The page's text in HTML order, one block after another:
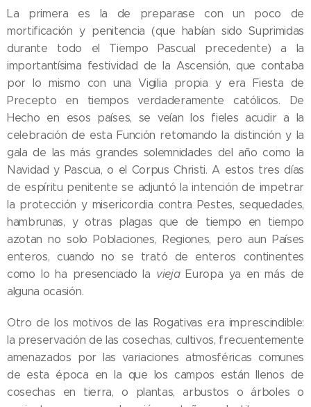
La primera es la de preparase con un poco de
mortificación y penitencia (que habían sido Suprimidas
durante todo el Tiempo Pascual precedente) a la
importantísima festividad de la Ascensión, que contaba
por lo mismo con una Vigilia propia y era Fiesta de
Precepto en tiempos verdaderamente católicos. De
Hecho en esos países, se veían los fieles acudir a la
celebración de esta Función retomando la distinción y la
gala de las más grandes solemnidades del año como la
Navidad y Pascua, o el Corpus Christi. A estos tres días
de espíritu penitente se adjuntó la intención de impetrar
la protección y misericordia contra Pestes, sequedades,
hambrunas, y otras plagas que de tiempo en tiempo
azotan no solo Poblaciones, Regiones, pero aun Países
enteros, cuando no se trató de enteros continentes
como lo ha presenciado la viejaEuropa ya en más de
alguna ocasión.
Otro de los motivos de las Rogativas era imprescindible:
la preservación de las cosechas, cultivos, frecuentemente
amenazados por las variaciones atmosféricas comunes
de esta época en la que los campos están llenos de
cosechas en tierra, o plantas, arbustos o árboles o